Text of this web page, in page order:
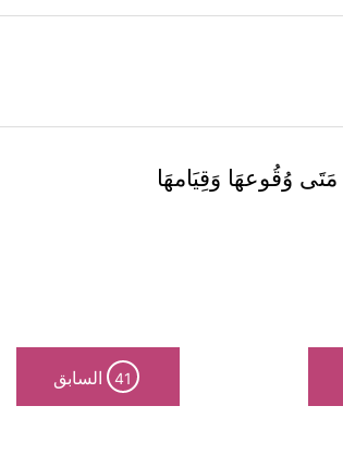
مَتَى وُقُوعهَا وَقِيَامهَا
41 السابق